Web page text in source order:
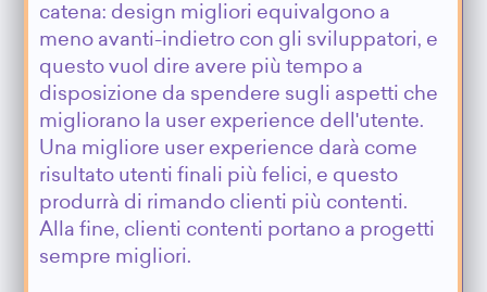
catena: design migliori equivalgono a
meno avanti-indietro con gli sviluppatori, e
questo vuol dire avere più tempo a
disposizione da spendere sugli aspetti che
migliorano la user experience dell'utente.
Una migliore user experience darà come
risultato utenti finali più felici, e questo
produrrà di rimando clienti più contenti.
Alla fine, clienti contenti portano a progetti
sempre migliori.